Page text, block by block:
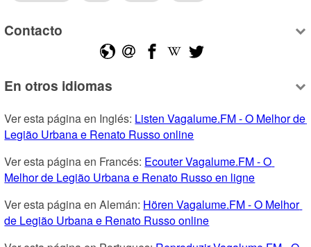
Contacto
En otros idiomas
Ver esta página en Inglés: Listen Vagalume.FM - O Melhor de
Legião Urbana e Renato Russo online
Ver esta página en Francés: Ecouter Vagalume.FM - O
Melhor de Legião Urbana e Renato Russo en ligne
Ver esta página en Alemán: Hören Vagalume.FM - O Melhor
de Legião Urbana e Renato Russo online